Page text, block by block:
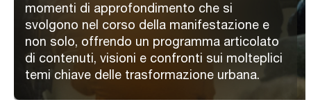
momenti di approfondimento che si
svolgono nel corso della manifestazione e
non solo, offrendo un programma articolato
di contenuti, visioni e confronti sui molteplici
temi chiave delle trasformazione urbana.